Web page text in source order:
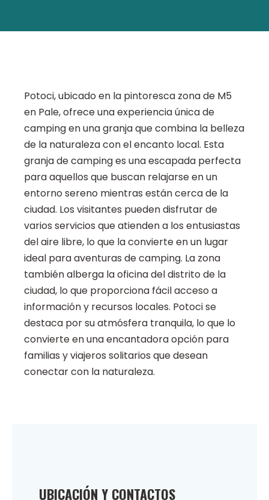
Potoci, ubicado en la pintoresca zona de M5
en Pale, ofrece una experiencia única de
camping en una granja que combina la belleza
de la naturaleza con el encanto local. Esta
granja de camping es una escapada perfecta
para aquellos que buscan relajarse en un
entorno sereno mientras están cerca de la
ciudad. Los visitantes pueden disfrutar de
varios servicios que atienden a los entusiastas
del aire libre, lo que la convierte en un lugar
ideal para aventuras de camping. La zona
también alberga la oficina del distrito de la
ciudad, lo que proporciona fácil acceso a
información y recursos locales. Potoci se
destaca por su atmósfera tranquila, lo que lo
convierte en una encantadora opción para
familias y viajeros solitarios que desean
conectar con la naturaleza.
UBICACIÓN Y CONTACTOS